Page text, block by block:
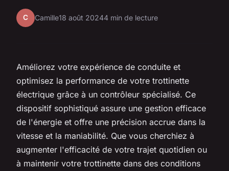
C Camille18 août 20244 min de lecture
Améliorez votre expérience de conduite et
optimisez la performance de votre trottinette
électrique grâce à un contrôleur spécialisé. Ce
dispositif sophistiqué assure une gestion efficace
de l'énergie et offre une précision accrue dans la
vitesse et la maniabilité. Que vous cherchiez à
augmenter l'efficacité de votre trajet quotidien ou
à maintenir votre trottinette dans des conditions